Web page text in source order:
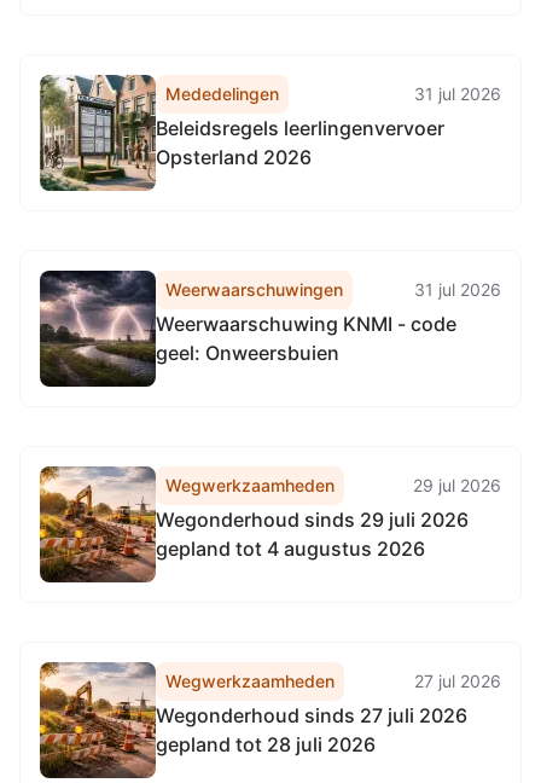
Mededelingen 31 jul 2026
Beleidsregels leerlingenvervoer
Opsterland 2026
Weerwaarschuwingen 31 jul 2026
Weerwaarschuwing KNMI - code
geel: Onweersbuien
Wegwerkzaamheden 29 jul 2026
Wegonderhoud sinds 29 juli 2026
gepland tot 4 augustus 2026
Wegwerkzaamheden 27 jul 2026
Wegonderhoud sinds 27 juli 2026
gepland tot 28 juli 2026